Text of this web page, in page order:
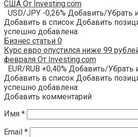
США От Investing.com
USD/JPY -0,26% Добавить/Убрать
Добавить в список Добавить
успешно добавлена:
Бизнес статьи 0
Курс евро опустился ниже 99
февраля От Investing.com
EUR/RUB +0,40% Добавить/Убрать
Добавить в список Добавить
успешно добавлена:
Добавить комментарий
Имя *
Email *